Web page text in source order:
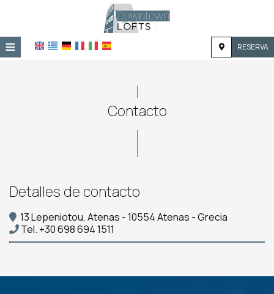
≡ RESERVA
UBICACIÓN
ALOJAMIENTO
Contacto
Detalles de contacto
13 Lepeniotou, Atenas - 10554 Atenas - Grecia
Tel. +30 698 694 1511